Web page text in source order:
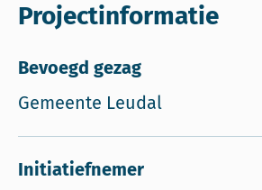
Projectinformatie
Bevoegd gezag
Gemeente Leudal
Initiatiefnemer